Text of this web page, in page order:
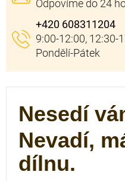
+420 608311204
Nesedí
Nevadí,
dílnu.